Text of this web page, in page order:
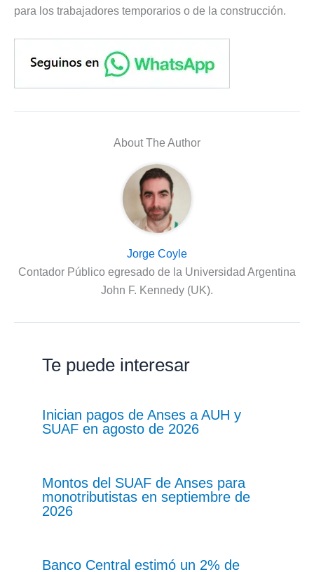
para los trabajadores temporarios o de la construcción.
About The Author
Jorge Coyle
Contador Público egresado de la Universidad Argentina
John F. Kennedy (UK).
Te puede interesar
Inician pagos de Anses a AUH y
SUAF en agosto de 2026
Montos del SUAF de Anses para
monotributistas en septiembre de
2026
Banco Central estimó un 2% de